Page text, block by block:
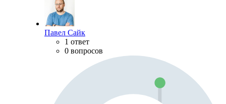
Павел Сайк
1 ответ
0 вопросов